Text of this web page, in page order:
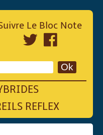
REFLEX
Le Bloc Note